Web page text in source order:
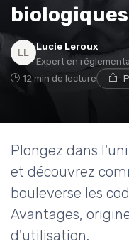
biologiques
Lucie Leroux
Expert en
12 min de lecture
Plongez dans
et découvrez
bouleverse les
Avantages,
d'utilisation.